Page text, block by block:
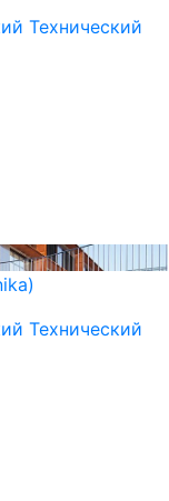
Технический
Технический